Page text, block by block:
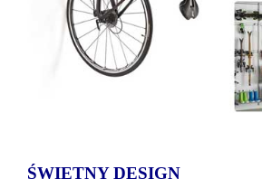
ŚWIETNY DESIGN